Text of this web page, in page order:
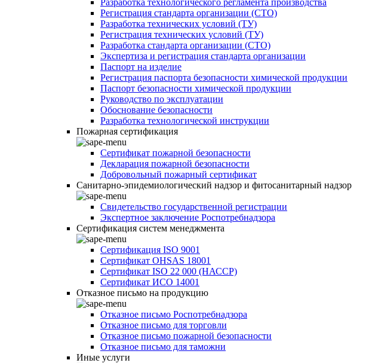
Разработка технологического регламента производства
Регистрация стандарта организации (СТО)
Разработка технических условий (ТУ)
Регистрация технических условий (ТУ)
Разработка стандарта организации (СТО)
Экспертиза и регистрация стандарта организации
Паспорт на изделие
Регистрация паспорта безопасности химической продукции
Паспорт безопасности химической продукции
Руководство по эксплуатации
Обоснование безопасности
Разработка технологической инструкции
Пожарная сертификация
Сертификат пожарной безопасности
Декларация пожарной безопасности
Добровольный пожарный сертификат
Санитарно-эпидемиологический надзор и фитосанитарный надзор
Свидетельство государственной регистрации
Экспертное заключение Роспотребнадзора
Сертификация систем менеджмента
Сертификация ISO 9001
Сертификат OHSAS 18001
Сертификат ISO 22 000 (НАССР)
Сертификат ИСО 14001
Отказное письмо на продукцию
Отказное письмо Роспотребнадзора
Отказное письмо для торговли
Отказное письмо пожарной безопасности
Отказное письмо для таможни
Иные услуги